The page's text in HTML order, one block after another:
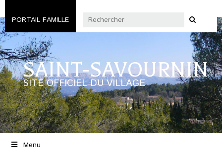
PORTAIL FAMILLE
SAINT-SAVOURNIN
SITE OFFICIEL DU VILLAGE
Menu